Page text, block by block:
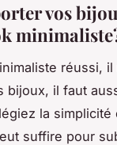
vos
réussi,
bijoux, il faut
la simplicité
suffire pour